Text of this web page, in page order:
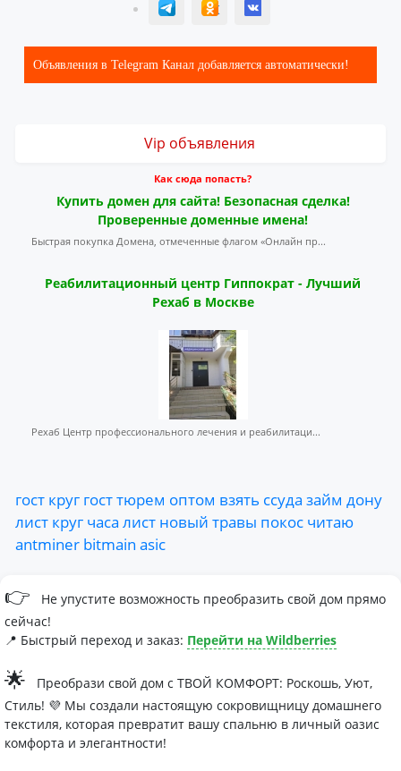
T ОК ВК
Объявления в Telegram Канал добавляется автоматически!
Vip объявления
Как сюда попасть?
Купить домен для сайта! Безопасная сделка!
Проверенные доменные имена!
Быстрая покупка Домена, отмеченные флагом «Онлайн пр...
Реабилитационный центр Гиппократ - Лучший
Рехаб в Москве
Рехаб Центр профессионального лечения и реабилитаци...
гост круг госттюрем оптом взять ссуда займ дону
лист круг часа лист новый травы покос читаю
antminer bitmain asic
👉
Не упустите возможность преобразить свой дом прямо
сейчас!
📍 Быстрый переход и заказ: Перейти на Wildberries
🌟
Преобрази свой дом с ТВОЙ КОМФОРТ: Роскошь, Уют,
Стиль! 💜 Мы создали настоящую сокровищницу домашнего
текстиля, которая превратит вашу спальню в личный оазис
комфорта и элегантности!